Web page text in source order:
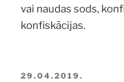
vai naudas sods,
konfiskācijas.
PUBLICĒTS
29.04.2019.